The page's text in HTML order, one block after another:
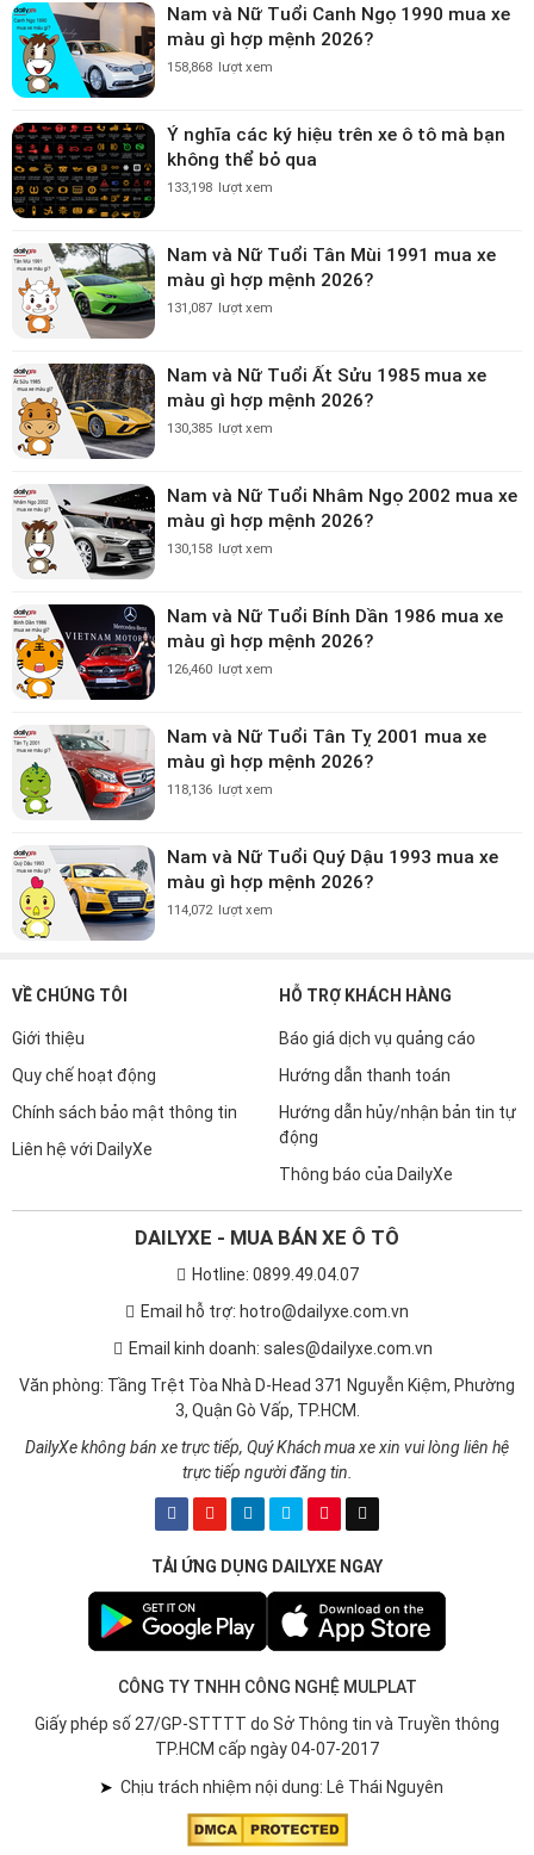
Nam và Nữ Tuổi Canh Ngọ 1990 mua xe
màu gì hợp mệnh 2026?
158,868 lượt xem
Ý nghĩa các ký hiệu trên xe ô tô mà bạn
không thể bỏ qua
133,198 lượt xem
Nam và Nữ Tuổi Tân Mùi 1991 mua xe
màu gì hợp mệnh 2026?
131,087 lượt xem
Nam và Nữ Tuổi Ất Sửu 1985 mua xe
màu gì hợp mệnh 2026?
130,385 lượt xem
Nam và Nữ Tuổi Nhâm Ngọ 2002 mua xe
màu gì hợp mệnh 2026?
130,158 lượt xem
Nam và Nữ Tuổi Bính Dần 1986 mua xe
màu gì hợp mệnh 2026?
126,460 lượt xem
Nam và Nữ Tuổi Tân Tỵ 2001 mua xe
màu gì hợp mệnh 2026?
118,136 lượt xem
Nam và Nữ Tuổi Quý Dậu 1993 mua xe
màu gì hợp mệnh 2026?
114,072 lượt xem
VỀ CHÚNG TÔI
Giới thiệu
Quy chế hoạt động
Chính sách bảo mật thông tin
Liên hệ với DailyXe
HỖ TRỢ KHÁCH HÀNG
Báo giá dịch vụ quảng cáo
Hướng dẫn thanh toán
Hướng dẫn hủy/nhận bản tin tự
động
Thông báo của DailyXe
DAILYXE - MUA BÁN XE Ô TÔ
Hotline: 0899.49.04.07
Email hỗ trợ: hotro@dailyxe.com.vn
Email kinh doanh: sales@dailyxe.com.vn
Văn phòng: Tầng Trệt Tòa Nhà D-Head 371 Nguyễn Kiệm, Phường
3, Quận Gò Vấp, TP.HCM.
DailyXe không bán xe trực tiếp, Quý Khách mua xe xin vui lòng liên hệ
trực tiếp người đăng tin.
TẢI ỨNG DỤNG DAILYXE NGAY
CÔNG TY TNHH CÔNG NGHỆ MULPLAT
Giấy phép số 27/GP-STTTT do Sở Thông tin và Truyền thông
TP.HCM cấp ngày 04-07-2017
➤ Chịu trách nhiệm nội dung: Lê Thái Nguyên